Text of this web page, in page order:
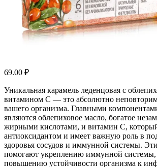
69.00 ₽
Уникальная карамель леденцовая с
витамином С — это абсолютно
вашего организма. Главными
являются облепиховое масло, богатое
жирными кислотами, и витамин С,
антиоксидантом и имеет важную роль в
здоровья сосудов и иммунной системы.
помогают укреплению иммунной системы,
повышению устойчивости организма к